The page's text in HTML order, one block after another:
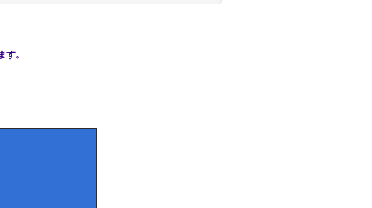
ます。